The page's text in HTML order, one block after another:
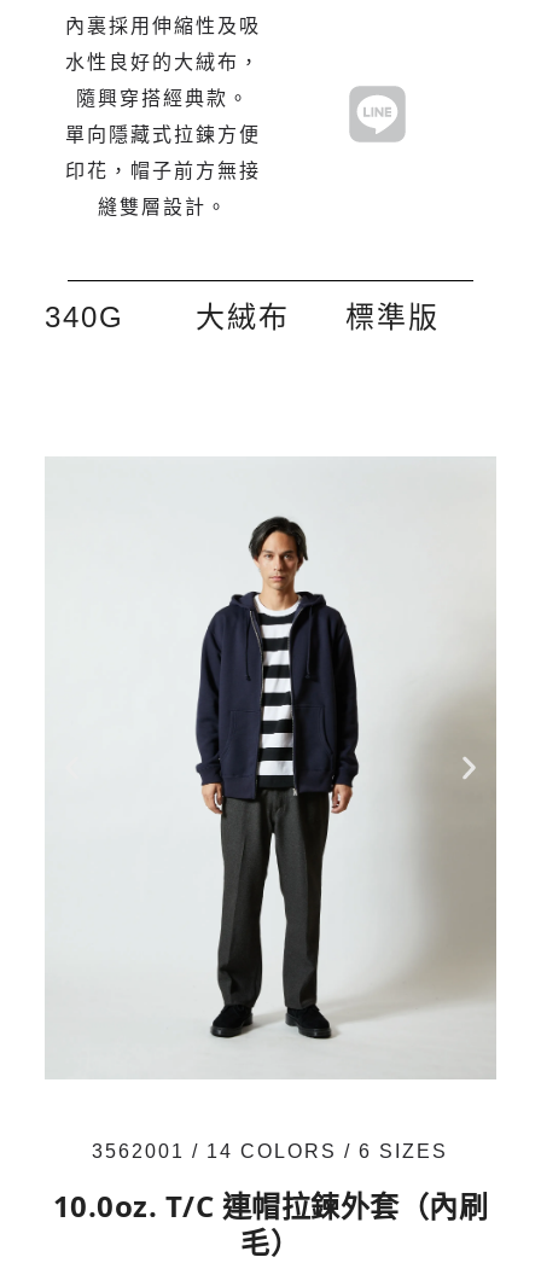
內裏採用伸縮性及吸
水性良好的大絨布，
隨興穿搭經典款。
單向隱藏式拉鍊方便
印花，帽子前方無接
縫雙層設計。
340G 大絨布 標準版
3562001 / 14 COLORS / 6 SIZES
10.0oz. T/C 連帽拉鍊外套（內刷
毛）